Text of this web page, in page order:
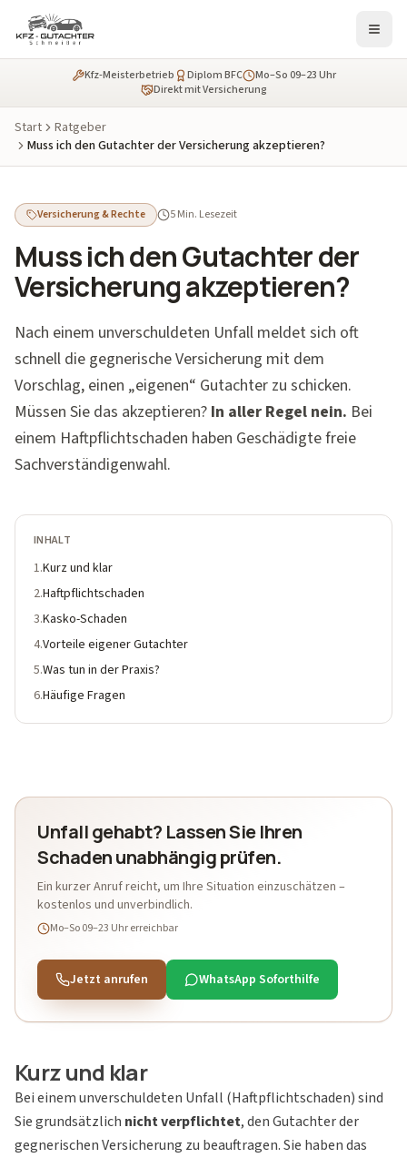
Kfz-Meisterbetrieb Diplom BFC
Mo–So 09–23 Uhr
Direkt mit Versicherung
Start
Ratgeber
Muss ich den Gutachter der Versicherung akzeptieren?
Versicherung & Rechte 5 Min. Lesezeit
Muss ich den Gutachter der
Versicherung akzeptieren?
Nach einem unverschuldeten Unfall meldet sich oft
schnell die gegnerische Versicherung mit dem
Vorschlag, einen „eigenen“ Gutachter zu schicken.
Müssen Sie das akzeptieren? In aller Regel nein. Bei
einem Haftpflichtschaden haben Geschädigte freie
Sachverständigenwahl.
INHALT
1.Kurz und klar
2.Haftpflichtschaden
3.Kasko-Schaden
4.Vorteile eigener Gutachter
5.Was tun in der Praxis?
6.Häufige Fragen
Unfall gehabt? Lassen Sie Ihren
Schaden unabhängig prüfen.
Ein kurzer Anruf reicht, um Ihre Situation einzuschätzen –
kostenlos und unverbindlich.
Mo–So 09–23 Uhrerreichbar
Jetzt anrufen WhatsApp Soforthilfe
Kurz und klar
Bei einem unverschuldeten Unfall (Haftpflichtschaden) sind
Sie grundsätzlich nicht verpflichtet, den Gutachter der
gegnerischen Versicherung zu beauftragen. Sie haben das